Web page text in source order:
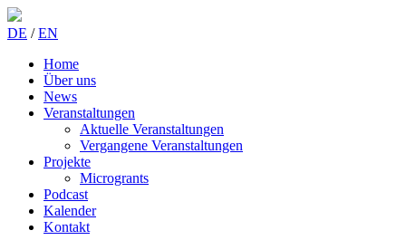
DE /EN
Home
Über uns
News
Veranstaltungen
Aktuelle Veranstaltungen
Vergangene Veranstaltungen
Projekte
Microgrants
Podcast
Kalender
Kontakt